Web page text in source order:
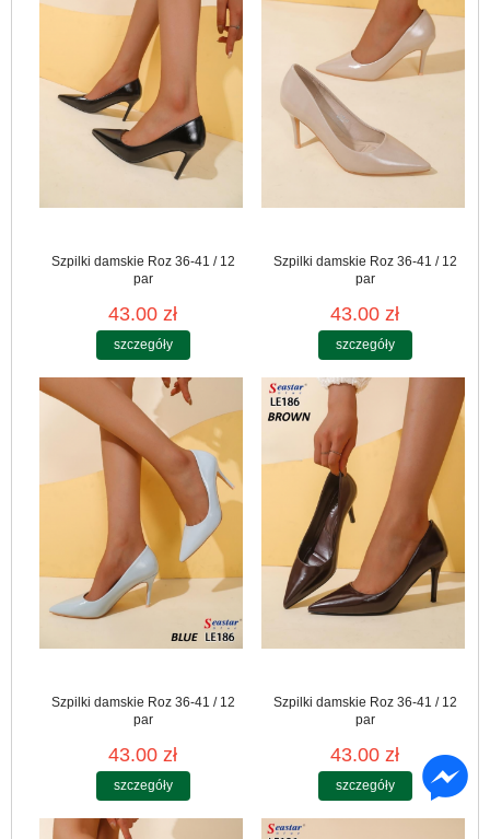
Szpilki damskie Roz 36-41 / 12
par
43.00 zł
szczegóły
Szpilki damskie Roz 36-41 / 12
par
43.00 zł
szczegóły
Szpilki damskie Roz 36-41 / 12
par
43.00 zł
szczegóły
Szpilki damskie Roz 36-41 / 12
par
43.00 zł
szczegóły